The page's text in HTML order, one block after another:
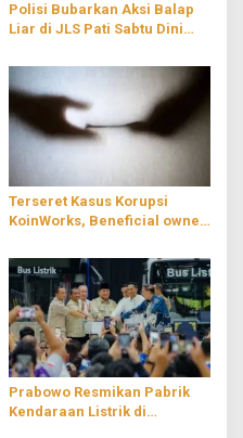
Polisi Bubarkan Aksi Balap
Liar di JLS Pati Sabtu Dini
Terseret Kasus Korupsi
KoinWorks, Beneficial owner
Prabowo Resmikan Pabrik
Kendaraan Listrik di